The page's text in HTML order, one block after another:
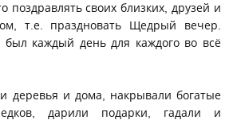
поздравлять своих близких, друзей и
т.е. праздновать Щедрый вечер.
каждый день для каждого во всё
деревья и дома, накрывали богатые
дарили подарки, гадали и